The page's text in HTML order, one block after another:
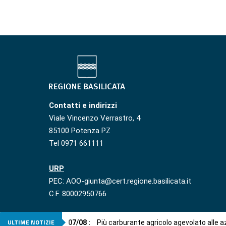
Contatti e indirizzi
Viale Vincenzo Verrastro, 4
85100 Potenza PZ
Tel 0971 661111
URP
PEC: AOO-giunta@cert.regione.basilicata.it
C.F. 80002950766
ULTIME NOTIZIE 07/08 : Più carburante agricolo agevolato alle